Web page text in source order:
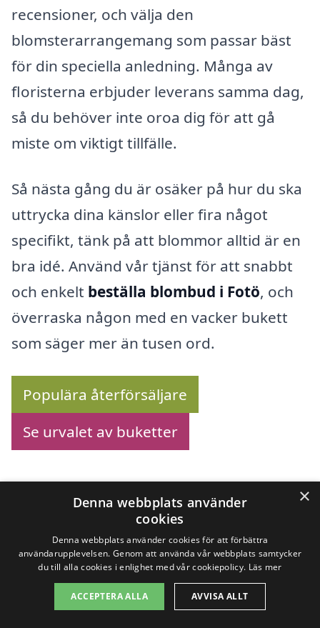
recensioner, och välja den
blomsterarrangemang som passar bäst
för din speciella anledning. Många av
floristerna erbjuder leverans samma dag,
så du behöver inte oroa dig för att gå
miste om viktigt tillfälle.
Så nästa gång du är osäker på hur du ska
uttrycka dina känslor eller fira något
specifikt, tänk på att blommor alltid är en
bra idé. Använd vår tjänst för att snabbt
och enkelt beställa blombud i Fotö, och
överraska någon med en vacker bukett
som säger mer än tusen ord.
Populära återförsäljare
Se urvalet av buketter
Köp blommor online –
Se utbudet här!
skicka blombud i Fotö? Vi hjälper
×
Denna webbplats använder
cookies
Denna webbplats använder cookies för att förbättra
användarupplevelsen. Genom att använda vår webbplats samtycker
du till alla cookies i enlighet med vår cookiepolicy. Läs mer
ACCEPTERA ALLA AVVISA ALLT